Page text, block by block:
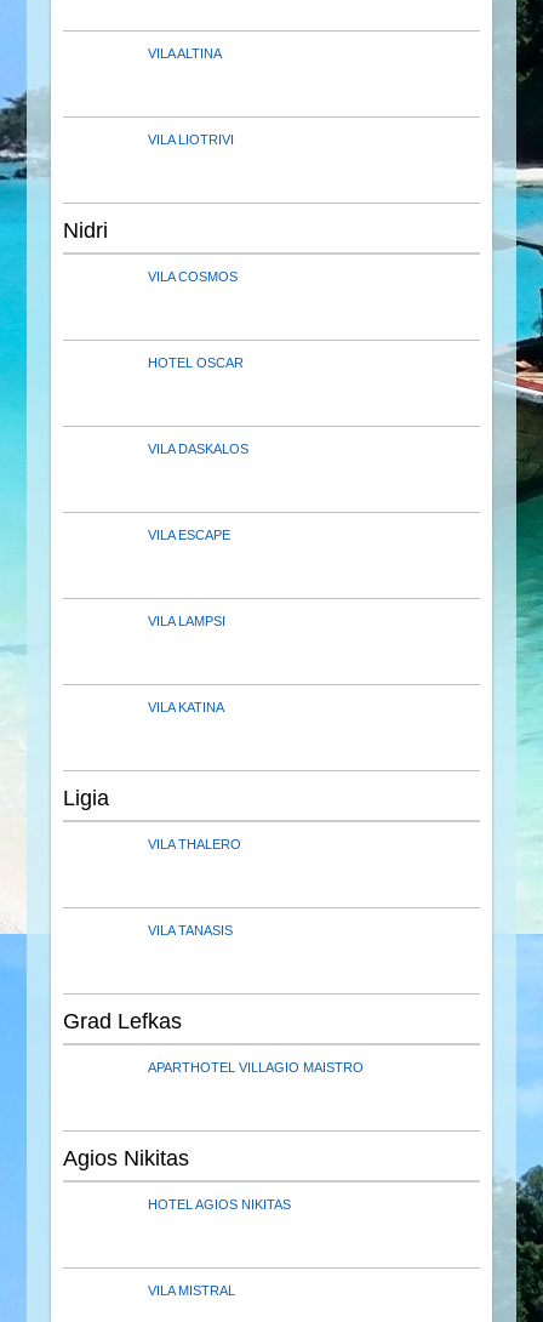
VILA ALTINA
VILA LIOTRIVI
Nidri
VILA COSMOS
HOTEL OSCAR
VILA DASKALOS
VILA ESCAPE
VILA LAMPSI
VILA KATINA
Ligia
VILA THALERO
VILA TANASIS
Grad Lefkas
APARTHOTEL VILLAGIO MAISTRO
Agios Nikitas
HOTEL AGIOS NIKITAS
VILA MISTRAL